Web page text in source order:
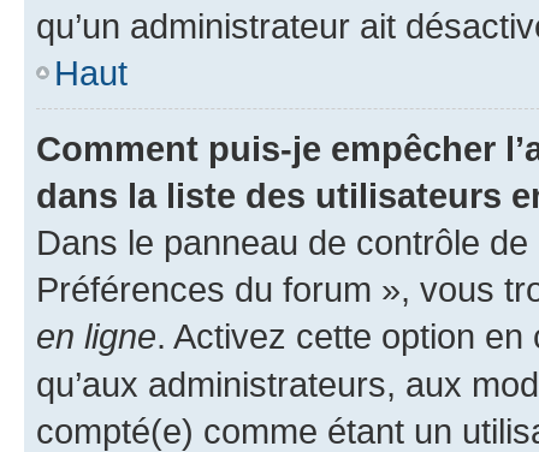
qu’un administrateur ait
Haut
Comment puis-je empêcher
dans la liste des utilisateurs
Dans le panneau de contrôle
Préférences du forum », vous
en ligne. Activez cette option
qu’aux administrateurs, aux
compté(e) comme étant un